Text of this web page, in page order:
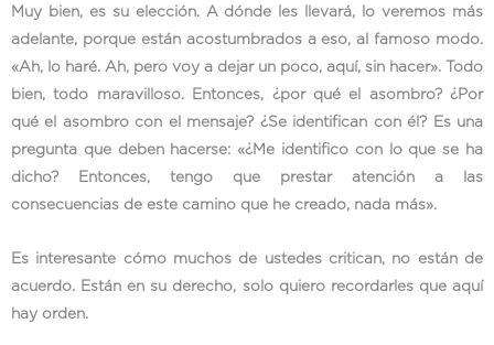
Muy bien, es su elección. A dónde les llevará, lo veremos más
adelante, porque están acostumbrados a eso, al famoso modo.
«Ah, lo haré. Ah, pero voy a dejar un poco, aquí, sin hacer». Todo
bien, todo maravilloso. Entonces, ¿por qué el asombro? ¿Por
qué el asombro con el mensaje? ¿Se identifican con él? Es una
pregunta que deben hacerse: «¿Me identifico con lo que se ha
dicho? Entonces, tengo que prestar atención a las
consecuencias de este camino que he creado, nada más».
Es interesante cómo muchos de ustedes critican, no están de
acuerdo. Están en su derecho, solo quiero recordarles que aquí
hay orden.